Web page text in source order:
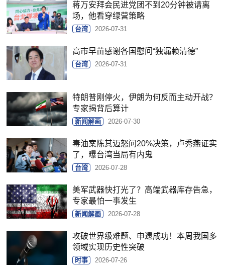
蒋万安拜会民进党团不到20分钟被请离
场，他看穿绿营策略
台湾 2026-07-31
高市早苗感谢各国慰问“独漏赖清德”
台湾 2026-07-31
特朗普刚停火，伊朗为何反而主动开战？
专家揭背后算计
新闻解画 2026-07-30
毒油案陈其迈怒问20%决策，卢秀燕证实
了，曝台湾当局有内鬼
台湾 2026-07-28
美军武器快打光了？高端武器库存告急，
专家最怕一事发生
新闻解画 2026-07-28
攻破世界级难题、申遗成功！本周我国多
领域实现历史性突破
时事 2026-07-26